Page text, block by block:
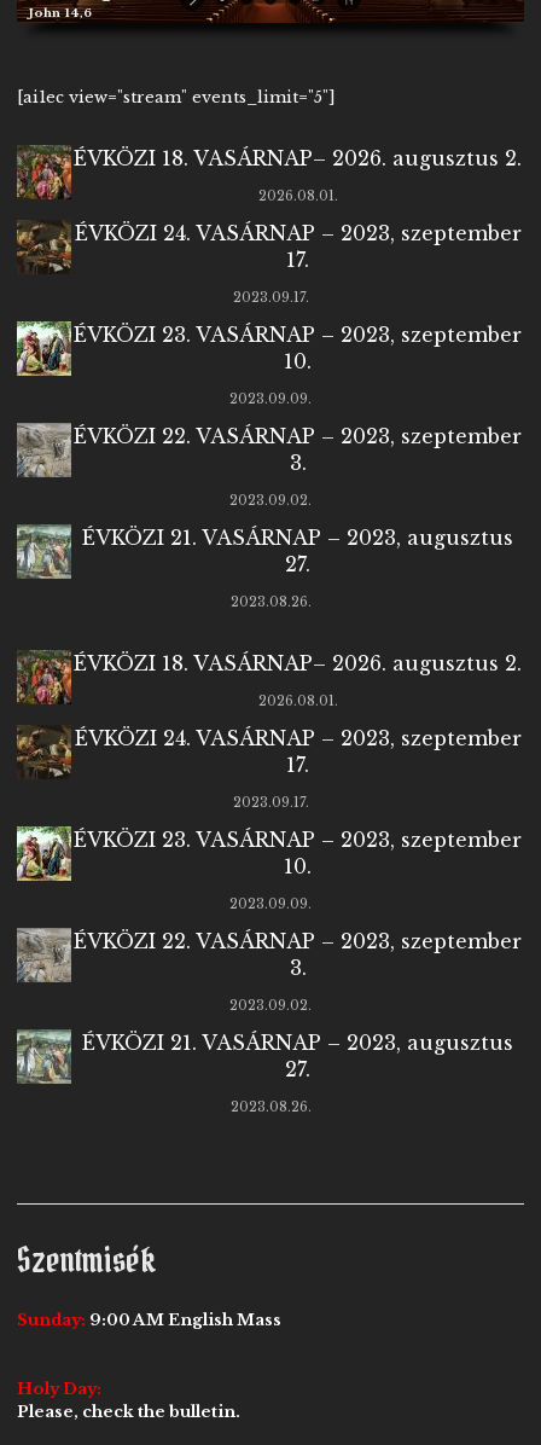
John 14,6
[ai1ec view="stream" events_limit="5"]
ÉVKÖZI 18. VASÁRNAP– 2026. augusztus 2.
2026.08.01.
ÉVKÖZI 24. VASÁRNAP – 2023, szeptember
17.
2023.09.17.
ÉVKÖZI 23. VASÁRNAP – 2023, szeptember
10.
2023.09.09.
ÉVKÖZI 22. VASÁRNAP – 2023, szeptember
3.
2023.09.02.
ÉVKÖZI 21. VASÁRNAP – 2023, augusztus
27.
2023.08.26.
ÉVKÖZI 18. VASÁRNAP– 2026. augusztus 2.
2026.08.01.
ÉVKÖZI 24. VASÁRNAP – 2023, szeptember
17.
2023.09.17.
ÉVKÖZI 23. VASÁRNAP – 2023, szeptember
10.
2023.09.09.
ÉVKÖZI 22. VASÁRNAP – 2023, szeptember
3.
2023.09.02.
ÉVKÖZI 21. VASÁRNAP – 2023, augusztus
27.
2023.08.26.
Szentmisék
Sunday: 9:00 AM English Mass
Holy Day:
Please, check the bulletin.